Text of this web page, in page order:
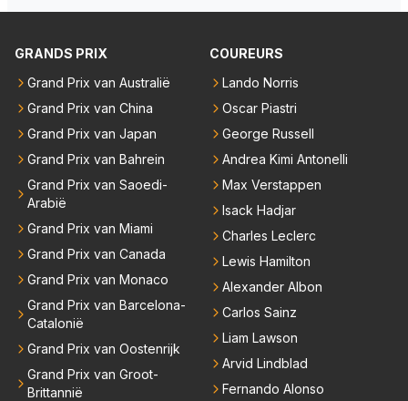
GRANDS PRIX
Grand Prix van Australië
Grand Prix van China
Grand Prix van Japan
Grand Prix van Bahrein
Grand Prix van Saoedi-
Arabië
Grand Prix van Miami
Grand Prix van Canada
Grand Prix van Monaco
Grand Prix van Barcelona-
Catalonië
Grand Prix van Oostenrijk
Grand Prix van Groot-
Brittannië
COUREURS
Lando Norris
Oscar Piastri
George Russell
Andrea Kimi Antonelli
Max Verstappen
Isack Hadjar
Charles Leclerc
Lewis Hamilton
Alexander Albon
Carlos Sainz
Liam Lawson
Arvid Lindblad
Fernando Alonso